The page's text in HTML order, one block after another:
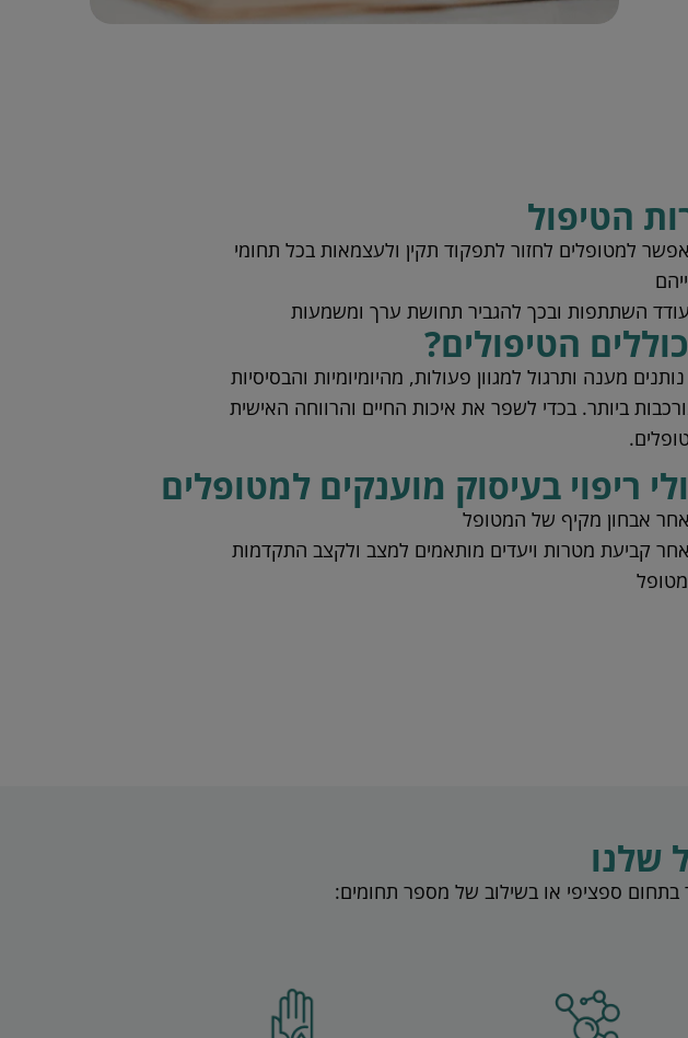
הטיפול
למטופלים לחזור לתפקוד תקין ולעצמאות בכל תחומי
השתתפות ובכך להגביר תחושת ערך ומשמעות
הטיפולים?
מענה ותרגול למגוון פעולות, מהיומיומיות והבסיסיות
ביותר. בכדי לשפר את איכות החיים והרווחה האישית
ריפוי בעיסוק מוענקים למטופלים
אבחון מקיף של המטופל
קביעת מטרות ויעדים מותאמים למצב ולקצב התקדמות
שלנו
ספציפי או בשילוב של מספר תחומים: